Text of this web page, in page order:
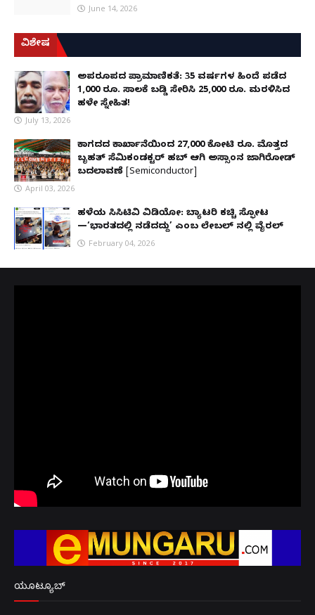
June 14, 2026
ವಿಶೇಷ
ಅಪರೂಪದ ಪ್ರಾಮಾಣಿಕತೆ: 35 ವರ್ಷಗಳ ಹಿಂದೆ ಪಡೆದ
1,000 ರೂ. ಸಾಲಕ್ಕೆ ಬಡ್ಡಿ ಸೇರಿಸಿ 25,000 ರೂ. ಮರಳಿಸಿದ
ಹಳೇ ಸ್ನೇಹಿತ!
July 13, 2026
ಕಾಗದದ ಕಾರ್ಖಾನೆಯಿಂದ 27,000 ಕೋಟಿ ರೂ. ಮೊತ್ತದ
ಬೃಹತ್ ಸೆಮಿಕಂಡಕ್ಟರ್ ಹಬ್ ಆಗಿ ಅಸ್ಸಾಂನ ಜಾಗಿರೋಡ್
ಬದಲಾವಣೆ [Semiconductor]
April 03, 2026
ಹಳೆಯ ಸಿಸಿಟಿವಿ ವಿಡಿಯೋ: ಬ್ಯಾಟರಿ ಕಚ್ಚಿ ಸ್ಫೋಟ
—‘ಭಾರತದಲ್ಲಿ ನಡೆದದ್ದು’ ಎಂಬ ಲೇಬಲ್ ನಲ್ಲಿ ವೈರಲ್
February 04, 2026
ಯೂಟ್ಯೂಬ್